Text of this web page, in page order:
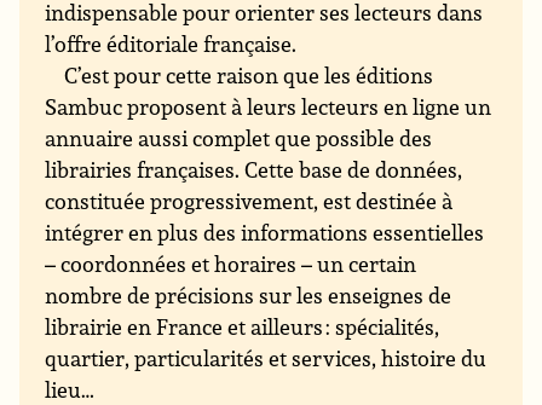
indispensable pour orienter ses lecteurs dans
l’offre éditoriale française.
C’est pour cette raison que les éditions
Sambuc proposent à leurs lecteurs en ligne un
annuaire aussi complet que possible des
librairies françaises. Cette base de données,
constituée progressivement, est destinée à
intégrer en plus des informations essentielles
– coordonnées et horaires – un certain
nombre de précisions sur les enseignes de
librairie en France et ailleurs : spécialités,
quartier, particularités et services, histoire du
lieu…